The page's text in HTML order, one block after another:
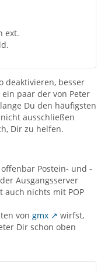
ext.
deaktivieren, besser
paar der von Peter
Du den häufigsten
ausschließen
Dir zu helfen.
Postein- und -
Ausgangsserver
auch nichts mit POP
von gmx
wirfst,
Dir schon oben